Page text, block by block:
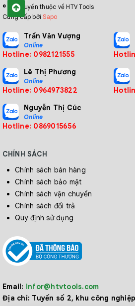
© Bản quyền thuộc về HTV Tools
Cung cấp bởiSapo
Trần Văn Vượng
Online
Hotline: 0982121555
Lê Thị Phương
Online
Hotline: 0964973822
Nguyễn Thị Cúc
Online
Hotline: 0869015656
CHÍNH SÁCH
Chính sách bán hàng
Chính sách bảo mật
Chính sách vận chuyển
Chính sách đổi trả
Quy định sử dụng
Email: infor@htvtools.com
Địa chỉ: Tuyến số 2, khu công